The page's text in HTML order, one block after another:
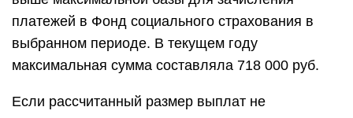
платежей в Фонд социального страхования в
выбранном периоде. В текущем году
максимальная сумма составляла 718 000 руб.
Если рассчитанный размер выплат не